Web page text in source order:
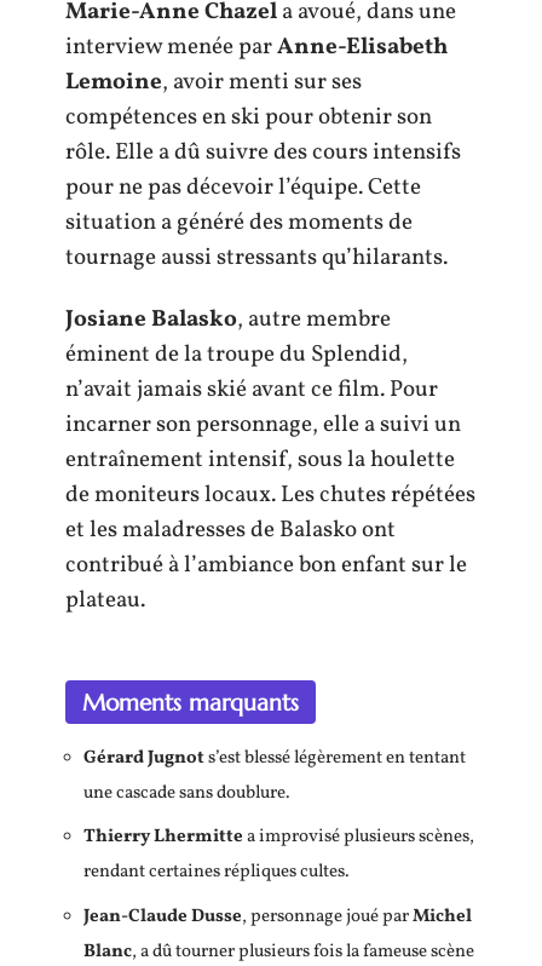
Marie-Anne Chazela avoué, dans une
interview menée parAnne-Elisabeth
Lemoine, avoir menti sur ses
compétences en ski pour obtenir son
rôle. Elle a dû suivre des cours intensifs
pour ne pas décevoir l’équipe. Cette
situation a généré des moments de
tournage aussi stressants qu’hilarants.
Josiane Balasko, autre membre
éminent de la troupe du Splendid,
n’avait jamais skié avant ce film. Pour
incarner son personnage, elle a suivi un
entraînement intensif, sous la houlette
de moniteurs locaux. Les chutes répétées
et les maladresses de Balasko ont
contribué à l’ambiance bon enfant sur le
plateau.
Moments marquants
Gérard Jugnots’est blessé légèrement en tentant
une cascade sans doublure.
Thierry Lhermittea improvisé plusieurs scènes,
rendant certaines répliques cultes.
Jean-Claude Dusse, personnage joué parMichel
Blanc, a dû tourner plusieurs fois la fameuse scène